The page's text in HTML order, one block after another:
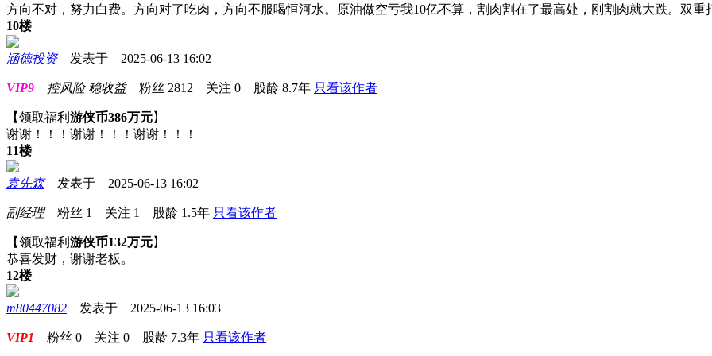
方向不对，努力白费。方向对了吃肉，方向不服喝恒河水。原油做空亏我10亿不算，割肉割在了最高处，刚割肉就大跌。双重
10楼
涵德投资发表于 2025-06-13 16:02
VIP9 控风险 稳收益粉丝 2812 关注 0 股龄 8.7年 只看该作者
【领取福利 游侠币386万元】
谢谢！！！谢谢！！！谢谢！！！
11楼
袁先森发表于 2025-06-13 16:02
副经理粉丝 1 关注 1 股龄 1.5年 只看该作者
【领取福利 游侠币132万元】
恭喜发财，谢谢老板。
12楼
m80447082 发表于 2025-06-13 16:03
VIP1 粉丝 0 关注 0 股龄 7.3年 只看该作者